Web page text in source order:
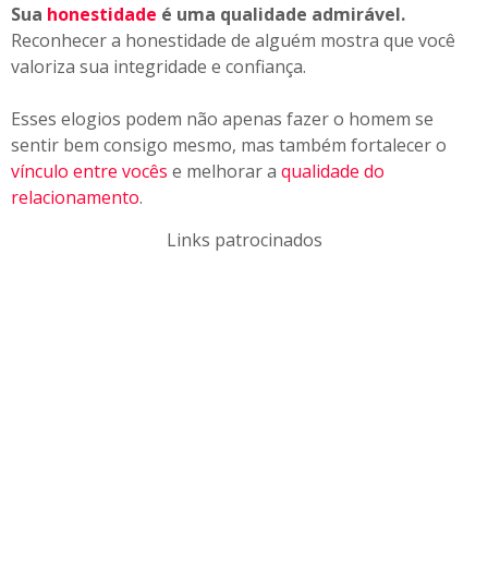
Sua honestidade é uma qualidade admirável.
Reconhecer a honestidade de alguém mostra que você
valoriza sua integridade e confiança.
Esses elogios podem não apenas fazer o homem se
sentir bem consigo mesmo, mas também fortalecer o
vínculo entre vocês e melhorar a qualidade do
relacionamento.
Links patrocinados